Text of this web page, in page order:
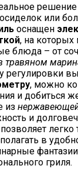
или
оснащен
, на которых
блюда – от
травяном
регулировки
, можно
и добиться
из
и
легко
в
гриля.